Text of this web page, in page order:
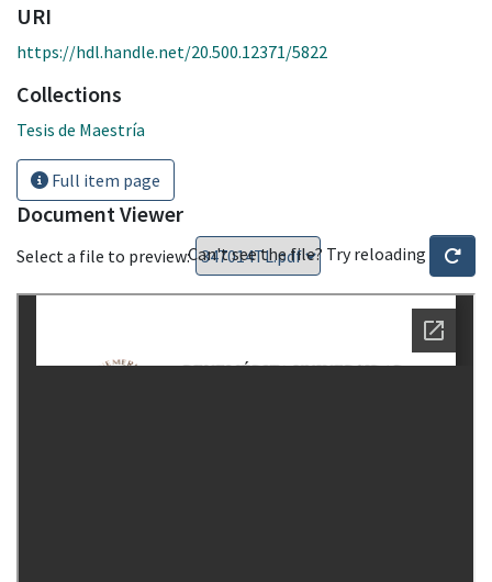
URI
https://hdl.handle.net/20.500.12371/5822
Collections
Tesis de Maestría
Full item page
Document Viewer
Select a file to preview:Can't see the file? Try reloading